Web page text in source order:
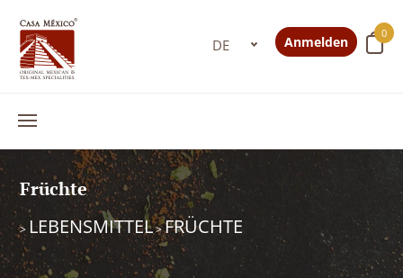
0
Anmelden
Früchte
> LEBENSMITTEL>FRÜCHTE